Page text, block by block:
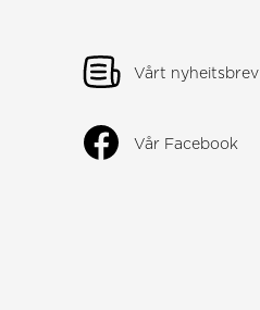
Vårt nyheitsbrev
Vår Facebook